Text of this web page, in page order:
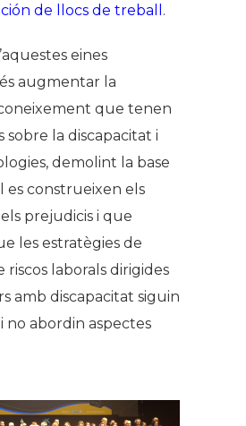
de llocs de treball .
eines
augmentar la
que tenen
sobre la discapacitat i
demolint la base
es construeixen els
prejudicis i que
les estratègies de
riscos laborals dirigides
amb discapacitat siguin
no abordin aspectes